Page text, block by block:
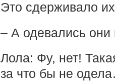
Это сдерживало
– А одевались
Лола: Фу, нет!
за что бы не